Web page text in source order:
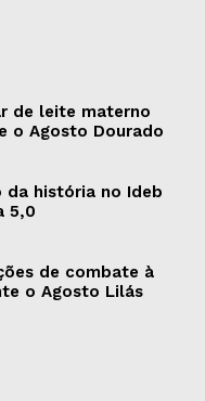
de leite materno
o Agosto Dourado
da história no Ideb
5,0
de combate à
o Agosto Lilás